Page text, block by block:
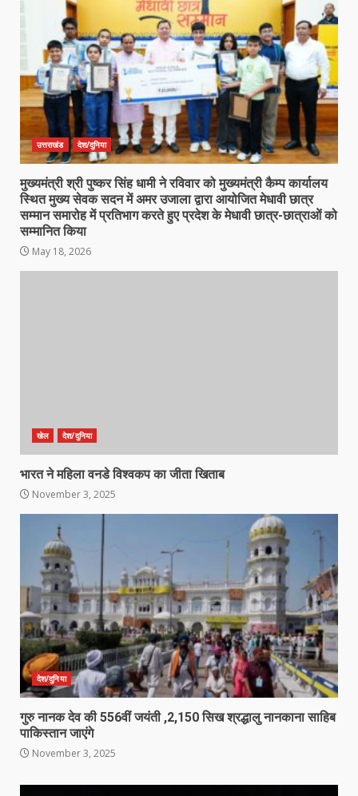
उत्तराखंड देश/दुनिया
मुख्यमंत्री श्री पुष्कर सिंह धामी ने रविवार को मुख्यमंत्री कैम्प कार्यालय
स्थित मुख्य सेवक सदन में अमर उजाला द्वारा आयोजित मेधावी छात्र
सम्मान समारोह में प्रतिभाग करते हुए प्रदेश के मेधावी छात्र-छात्राओं को
सम्मानित किया
May 18, 2026
खेल देश/दुनिया
भारत ने महिला वनडे विश्वकप का जीता खिताब
November 3, 2025
देश/दुनिया
गुरु नानक देव की 556वीं जयंती ,2,150 सिख श्रद्धालु नानकाना साहिब
पाकिस्तान जाएंगे
November 3, 2025